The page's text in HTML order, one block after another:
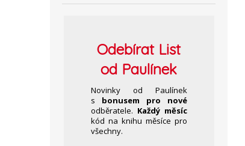
OdebíratList
od Paulínek
Novinky od Paulínek
s bonusem pro nové
odběratele. Každý měsíc
kód na knihu měsíce pro
všechny.